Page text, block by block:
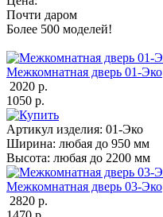
Почти даром
Более 500 моделей!
Межкомнатная дверь 01-Эко
2020 р.
1050 р.
Артикул изделия: 01-Эко
Ширина: любая до 950 мм
Высота: любая до 2200 мм
Межкомнатная дверь 03-Эко
2820 р.